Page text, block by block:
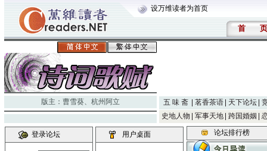
设万维读者为首页
首 页
版主： 曹雪葵、 杭州阿立 五 味 斋 茗香茶语 天下论坛
史地人物
军事天地 跨国婚姻
登录论坛 用户桌面 论坛排行榜